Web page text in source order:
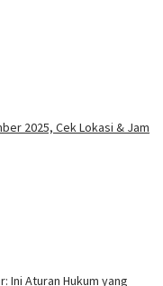
2025, Cek Lokasi & Jam
Ini Aturan Hukum yang